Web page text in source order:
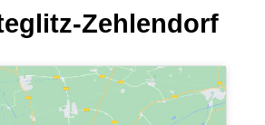
Zehlendorf